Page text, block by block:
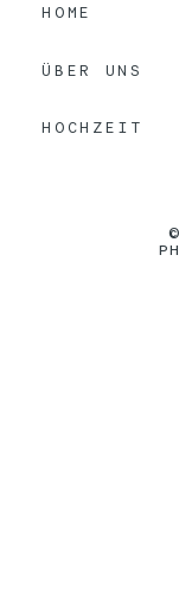
HOME
ÜBER UNS
HOCHZEIT